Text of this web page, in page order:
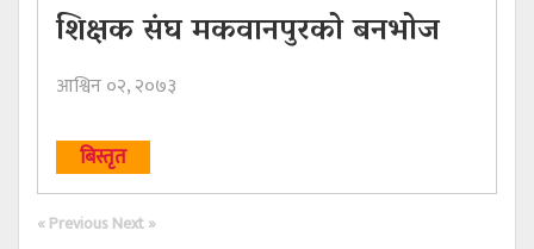
शिक्षक संघ मकवानपुरको बनभोज
आश्विन ०२, २०७३
बिस्तृत
« PreviousNext »